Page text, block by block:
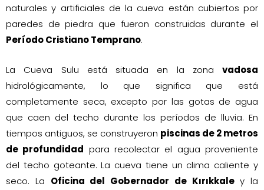
naturales y artificiales de la cueva están cubiertos por
paredes de piedra que fueron construidas durante el
Período Cristiano Temprano.
La Cueva Sulu está situada en la zona vadosa
hidrológicamente, lo que significa que está
completamente seca, excepto por las gotas de agua
que caen del techo durante los períodos de lluvia. En
tiempos antiguos, se construyeron piscinas de 2 metros
de profundidad para recolectar el agua proveniente
del techo goteante. La cueva tiene un clima caliente y
seco. La Oficina del Gobernador de Kırıkkaley la